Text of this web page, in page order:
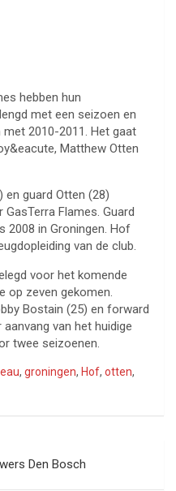
hebben hun
met een seizoen en
2010-2011. Het gaat
Matthew Otten
guard Otten (28)
Flames. Guard
2008 in Groningen. Hof
van de club.
voor het komende
op zeven gekomen.
Bostain (25) en forward
van het huidige
twee seizoenen.
, groningen, Hof, otten,
Den Bosch